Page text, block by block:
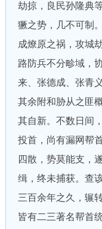
劫掠，良民孙隆典
獗之势，几不可制
成燎原之祸，攻城
路防兵不分畛域，
来、张德成、张青
其余附和胁从之匪
其自新。不数日间
投首，尚有漏网帮
四散，势莫能支，
缉，终未捕获。查
三百余年之久，辗
皆有二三著名帮首